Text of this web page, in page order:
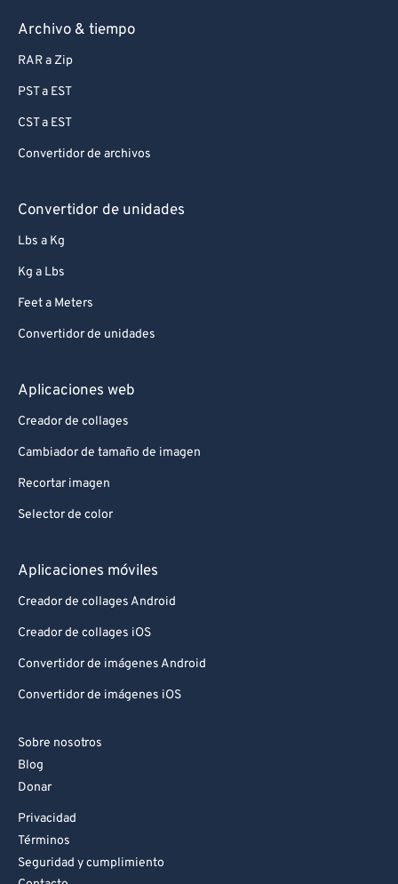
Archivo & tiempo
RAR a Zip
PST a EST
CST a EST
Convertidor de archivos
Convertidor de unidades
Lbs a Kg
Kg a Lbs
Feet a Meters
Convertidor de unidades
Aplicaciones web
Creador de collages
Cambiador de tamaño de imagen
Recortar imagen
Selector de color
Aplicaciones móviles
Creador de collages Android
Creador de collages iOS
Convertidor de imágenes Android
Convertidor de imágenes iOS
Sobre nosotros
Blog
Donar
Privacidad
Términos
Seguridad y cumplimiento